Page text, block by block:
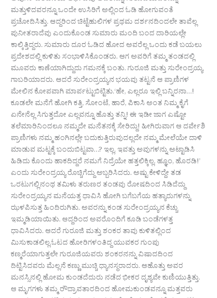
ಮತ್ತುಳಿದವರನ್ನೂ ಒಂದೇ ಉಸಿರಿಗೆ ಅಲ್ಲಿಂದ ಓಡಿ ಹೋಗುವಂತೆ
ಪ್ರಚೋದಿಸಿತ್ತು. ಆದ್ದರಿಂದ ಚಿಟ್ಟೆಹುಲಿಗಳ ಪ್ರಥಮ ದರ್ಶನದಿಂದಲೇ ತಾವೆಲ್ಲ
ಪುನೀತರಾದೆವು ಎಂದುಕೊಂಡ ಸುಮಾರು ಮಂದಿ ಬಂದ ದಾರಿಯಲ್ಲೇ
ಕಾಲ್ಕಿತ್ತಿದ್ದರು. ಸುಮಾರು ದೂರ ಓಡಿದ ಹೋದ ಅವರೆಲ್ಲ ಒಂದು ಕಡೆ ಬಯಲು
ಪ್ರದೇಶದಲ್ಲಿ ಕುಳಿತು ಸಂಭಾಳಿಸಿಕೊಂಡರು. ಆಗ ಅವರಿಗೆ ತಮ್ಮ ತಂಡದಲ್ಲಿ
ಮೂವರು ಕಾಣೆಯಾಗಿದ್ದುದು ಗಮನಕ್ಕೆ ಬಂತು. ಗುರೂಜಿ ಮತ್ತು ಸುರೇಂದ್ರಯ್ಯ
ಗಾಬರಿಯಾದರು. ಆದರೆ ಸುರೇಂದ್ರಯ್ಯನ ಭಯವು ತಟ್ಟನೆ ಆ ಪ್ರಾಣಿಗಳ
ಮೇಲಿನ ಕೋಪವಾಗಿ ಮಾರ್ಪಟ್ಟುಬಿಟ್ಟಿತು.‘ಹೇ, ಎಲ್ಲರೂ ಇಲ್ಲಿ ಬನ್ನಿರನಾ…!
ಕೂಡಲೇ ಮನೆಗೆ ಹೋಗಿ ಕತ್ತಿ, ಸೋಂಟೆ, ಹಾರೆ, ಪಿಕಾಸಿ ಅಂತ ನಿಮ್ಮ ಕೈಗೆ
ಏನೇನೆಲ್ಲ ಸಿಗುತ್ತದೋ ಎಲ್ಲವನ್ನೂ ಹೊತ್ತು ತನ್ನಿ! ಈ ಇಡೀ ಜಾಗ ಎಷ್ಟೋ
ತಲೆಮಾರಿನಿಂದಲೂ ನಮ್ಮದೇ ಮನೆತನಕ್ಕೆ ಸೇರಿದ್ದು! ಹೀಗಿರುವಾಗ ಆ ದರ್ವೇಶಿ
ಪ್ರಾಣಿಗಳು ನಮ್ಮ ಹಂಗಿನಲ್ಲೇ ಬದುಕುತ್ತಿರುವುದಲ್ಲದೇ ನಮ್ಮ ಮೇಲೆಯೇ ದಾಳಿ
ಮಾಡುವ ಮಟ್ಟಕ್ಕೆ ಬಂದುಬಿಟ್ಟವಾ…? ಇಲ್ಲ, ಇವತ್ತು ಅವುಗಳನ್ನು ಅಟ್ಟಾಡಿಸಿ
ಹಿಡಿದು ಕೊಂದು ಹಾಕದಿದ್ದರೆ ನಮಗೆ ನಿದ್ರೆಯೇ ಹತ್ತಲಿಕ್ಕಿಲ್ಲ. ಹ್ಞೂಂ, ಹೊರಡಿ!’
ಎಂದು ಸುರೇಂದ್ರಯ್ಯ ರೊಚ್ಚಿಗೆದ್ದು ಅಬ್ಬರಿಸಿದರು. ಅಷ್ಟು ಕೇಳಿದ್ದೇ ತಡ
ಒರಟುಗಲ್ಲಿನಂಥ ತಮಿಳು ತರುಣರ ತಂಡವು ರೋಷದಿಂದ ಸಿಡಿದೆದ್ದು
ಸುರೇಂದ್ರಯ್ಯನ ಮನೆಯತ್ತ ಧಾವಿಸಿ ಹೋಗಿ ಬಗೆಬಗೆಯ ಹತ್ಯಾರುಗಳನ್ನು
ಝಳಪಿಸುತ್ತ ಹಿಂದಿರುಗಿತು. ಅವರನ್ನು ಕಂಡ ಸುರೇಂದ್ರಯ್ಯನ ಕೆಚ್ಚು
ಇಮ್ಮಡಿಯಾಯಿತು. ಆದ್ದರಿಂದ ಅವರೊಂದಿಗೆ ಕೂಡಿ ಬಂಡೆಗಳತ್ತ
ಧಾವಿಸಿದರು. ಆದರೆ ಗುರೂಜಿ ಮತ್ತು ಶಂಕರ ತಾವು ಕುಳಿತಲ್ಲಿಂದ
ಮಿಸುಕಾಡಲಿಲ್ಲ.ಓಟದ ಹೋರಿಗಳಂತಿದ್ದ ಯುವಕರ ಗುಂಪು
ಕಣ್ಮರೆಯಾಗುತ್ತಲೇ ಗುರೂಜಿಯವರು ಶಂಕರನನ್ನು ವಿಷಾದದಿಂದ
ದಿಟ್ಟಿಸಿದವರು ಮೆಲ್ಲನೆ ಕಣ್ಣು ಮುಚ್ಚಿ ಧ್ಯಾನಸ್ಥರಾದರು. ಆಹೊತ್ತು ಅವರ
ಮನಸ್ಸಿನಲ್ಲಿ ಹೋಮ ಕುಂಡದೆದುರು ನಡೆದ ಭೀಕರ ದೃಶ್ಯವೇ ಕುಣಿಯುತ್ತಿತ್ತು.
ಆ ಮೃಗಗಳು ತಮ್ಮ ರೌದ್ರಾವತಾರದಿಂದ ಹೋಮಕುಂಡವನ್ನೂ ಮತ್ತವರು